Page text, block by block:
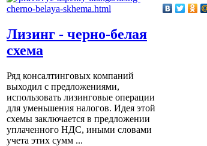
Лизинг - черно-белая
схема
Ряд консалтинговых компаний
выходил с предложениями,
использовать лизинговые операции
для уменьшения налогов. Идея этой
схемы заключается в предложении
уплаченного НДС, иными словами
учета этих сумм ...